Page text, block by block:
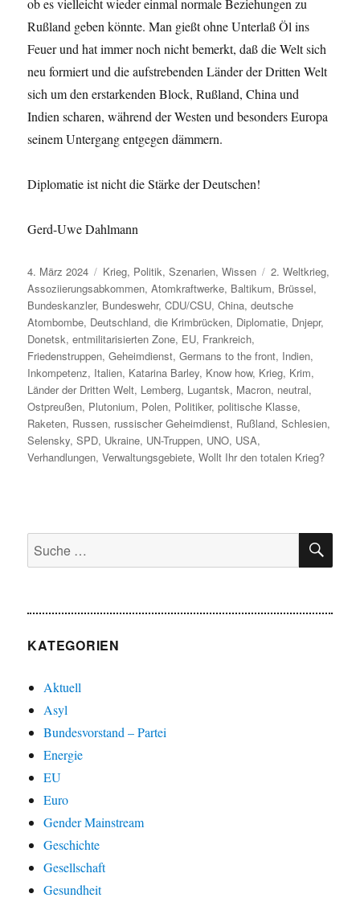
ob es vielleicht wieder einmal normale Beziehungen zu
Rußland geben könnte. Man gießt ohne Unterlaß Öl ins
Feuer und hat immer noch nicht bemerkt, daß die Welt sich
neu formiert und die aufstrebenden Länder der Dritten Welt
sich um den erstarkenden Block, Rußland, China und
Indien scharen, während der Westen und besonders Europa
seinem Untergang entgegen dämmern.
Diplomatie ist nicht die Stärke der Deutschen!
Gerd-Uwe Dahlmann
Veröffentlicht
am
4. März 2024 Kategorien
Krieg, Politik,Szenarien,Wissen Schlagwörter
2. Weltkrieg,
Assoziierungsabkommen,Atomkraftwerke, Baltikum, Brüssel,
Bundeskanzler, Bundeswehr,CDU/CSU,China,deutsche
Atombombe, Deutschland,die Krimbrücken, Diplomatie, Dnjepr,
Donetsk,entmilitarisierten Zone, EU, Frankreich,
Friedenstruppen,Geheimdienst,Germans to the front, Indien,
Inkompetenz, Italien, Katarina Barley, Know how, Krieg, Krim,
Länder der Dritten Welt, Lemberg, Lugantsk, Macron, neutral,
Ostpreußen, Plutonium, Polen, Politiker,politische Klasse,
Raketen, Russen, russischer Geheimdienst, Rußland,Schlesien,
Selensky,SPD, Ukraine, UN-Truppen, UNO, USA,
Verhandlungen,Verwaltungsgebiete,Wollt Ihr den totalen Krieg?
Suche
nach:
KATEGORIEN
Aktuell
Asyl
Bundesvorstand – Partei
Energie
EU
Euro
Gender Mainstream
Geschichte
Gesellschaft
Gesundheit